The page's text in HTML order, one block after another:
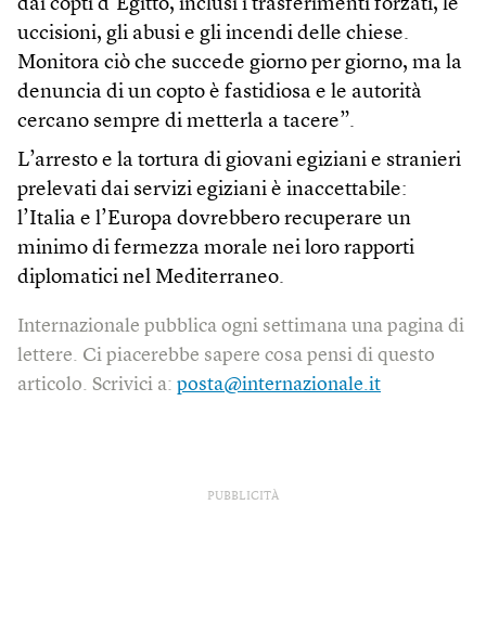
dai copti d’Egitto, inclusi i trasferimenti forzati, le
uccisioni, gli abusi e gli incendi delle chiese.
Monitora ciò che succede giorno per giorno, ma la
denuncia di un copto è fastidiosa e le autorità
cercano sempre di metterla a tacere”.
L’arresto e la tortura di giovani egiziani e stranieri
prelevati dai servizi egiziani è inaccettabile:
l’Italia e l’Europa dovrebbero recuperare un
minimo di fermezza morale nei loro rapporti
diplomatici nel Mediterraneo.
Internazionale pubblica ogni settimana una pagina di
lettere. Ci piacerebbe sapere cosa pensi di questo
articolo. Scrivici a: posta@internazionale.it
PUBBLICITÀ